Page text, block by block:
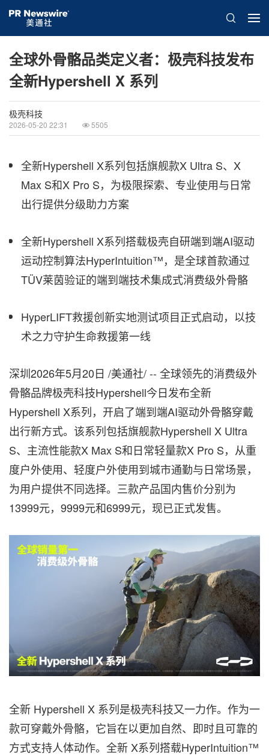
全球外骨骼品类定义者：极壳科技发布
全新Hypershell X 系列
极壳科技
2026-05-20 22:31 5505
全新Hypershell X系列包括旗舰款X Ultra S、X
Max S和X Pro S，为极限探索、专业使用与日常
出行提供分级助力方案
全新Hypershell X系列搭载极壳自研端到端AI驱动
运动控制算法HyperIntuition™，是全球首款通过
TÜV莱茵验证的端到端技术集成式消费级外骨骼
HyperLIFT救援创新实地测试项目正式启动，以技
术之力守护生命救援第一线
深圳2026年5月20日 /美通社/ -- 全球领先的消费级外
骨骼品牌极壳科技Hypershell今日发布全新
Hypershell X系列，开启了端到端AI驱动外骨骼穿戴
出行新方式。该系列包括旗舰款Hypershell X Ultra
S、主流性能款X Max S和日常轻量款X Pro S，从重
度户外使用、轻度户外使用到城市通勤与日常场景，
为用户提供不同选择。三款产品国内售价分别为
13999元，9999元和6999元，现已正式发售。
全新 Hypershell X 系列是极壳科技⼜⼀⼒作。作为⼀
款可穿戴外⻣骼，它旨在以更加⾃然、即时且可靠的
⽅式⽀持⼈体动作。全新 X系列搭载HyperIntuition™